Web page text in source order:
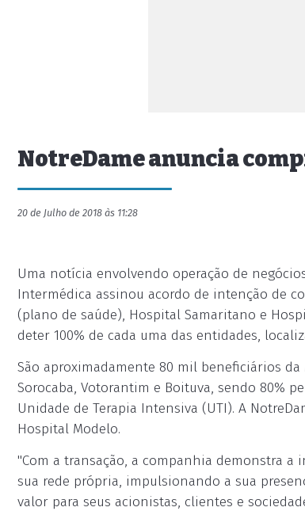
NotreDame anuncia
20 de Julho de 2018 às 11:28
Uma notícia envolvendo operação de
Intermédica assinou acordo de intenção de
(plano de saúde), Hospital Samaritano e
deter 100% de cada uma das entidades,
São aproximadamente 80 mil beneficiários
Sorocaba, Votorantim e Boituva, sendo 80%
Unidade de Terapia Intensiva (UTI). A
Hospital Modelo.
"Com a transação, a companhia demonstra
sua rede própria, impulsionando a sua
valor para seus acionistas, clientes e